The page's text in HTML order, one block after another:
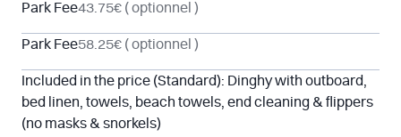
Park Fee43.75€ ( optionnel )
Park Fee58.25€ ( optionnel )
Included in the price (Standard): Dinghy with outboard,
bed linen, towels, beach towels, end cleaning & flippers
(no masks & snorkels)